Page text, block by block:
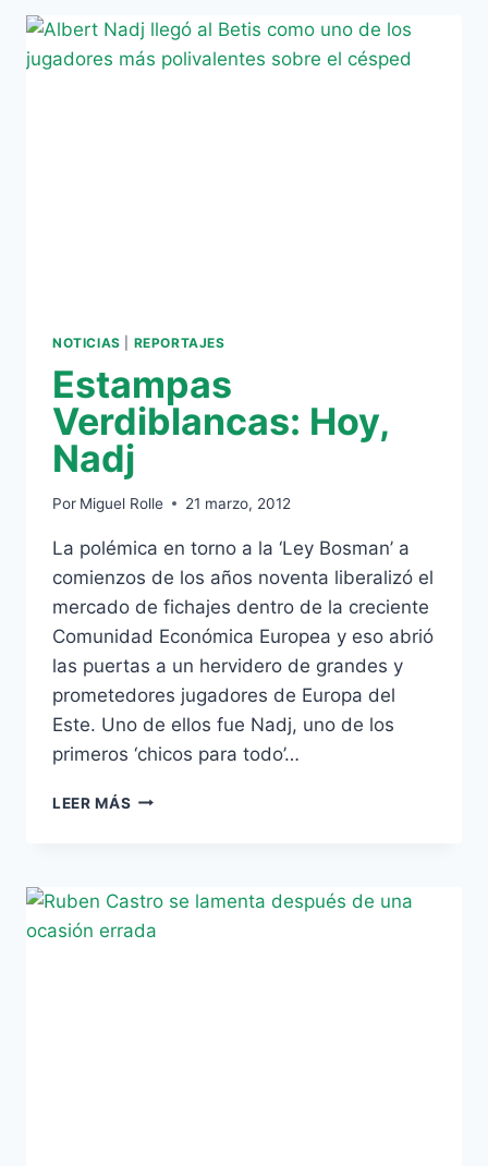
NOTICIAS REPORTAJES
Estampas
Verdiblancas: Hoy,
Nadj
Por Miguel Rolle 21 marzo, 2012
La polémica en torno a la ‘Ley Bosman’ a
comienzos de los años noventa liberalizó el
mercado de fichajes dentro de la creciente
Comunidad Económica Europea y eso abrió
las puertas a un hervidero de grandes y
prometedores jugadores de Europa del
Este. Uno de ellos fue Nadj, uno de los
primeros ‘chicos para todo’…
LEER MÁS ESTAMPAS